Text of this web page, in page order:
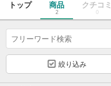
トップ 商品
2
クチコミ
0
絞り込み